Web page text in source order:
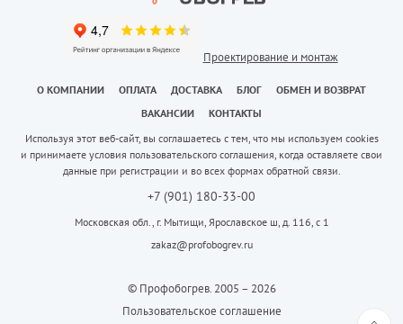
Проектирование и монтаж
О КОМПАНИИ ОПЛАТА ДОСТАВКА БЛОГ
ОБМЕН И ВОЗВРАТ
ВАКАНСИИ
КОНТАКТЫ
Используя этот веб-сайт, вы соглашаетесь с тем, что мы используем cookies
и принимаете условия пользовательского соглашения, когда оставляете свои
данные при регистрации и во всех формах обратной связи.
+7 (901) 180-33-00
Московская обл., г. Мытищи, Ярославское ш, д. 116, с 1
zakaz@profobogrev.ru
© Профобогрев. 2005 – 2026
Пользовательское соглашение